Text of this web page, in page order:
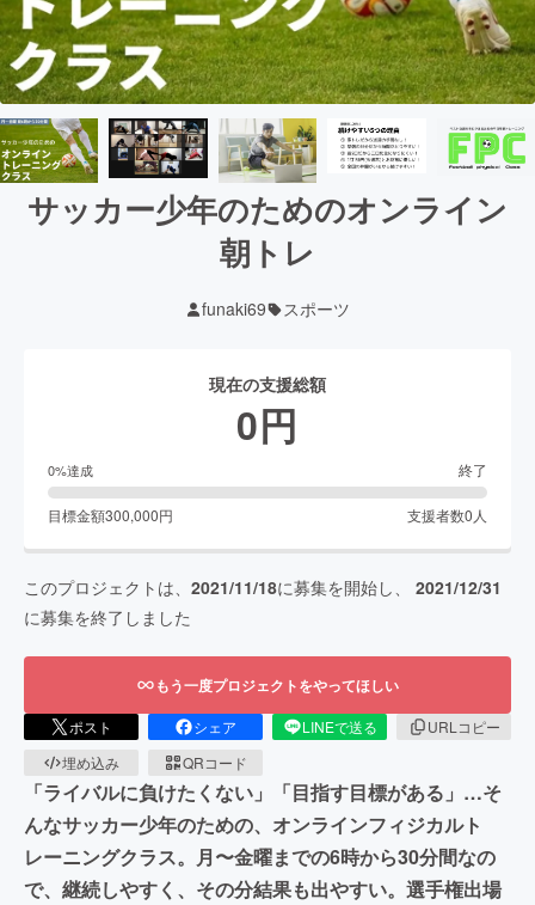
サッカー少年のためのオンライン
朝トレ
funaki69 スポーツ
現在の支援総額
0円
0%達成 終了
目標金額300,000円 支援者数0人
このプロジェクトは、 2021/11/18に募集を開始し、 2021/12/31
に募集を終了しました
もう一度プロジェクトをやってほしい
ポスト シェア LINEで送る
URLコピー
埋め込み
QRコード
「ライバルに負けたくない」「目指す目標がある」…そ
んなサッカー少年のための、オンラインフィジカルト
レーニングクラス。月〜金曜までの6時から30分間なの
で、継続しやすく、その分結果も出やすい。選手権出場